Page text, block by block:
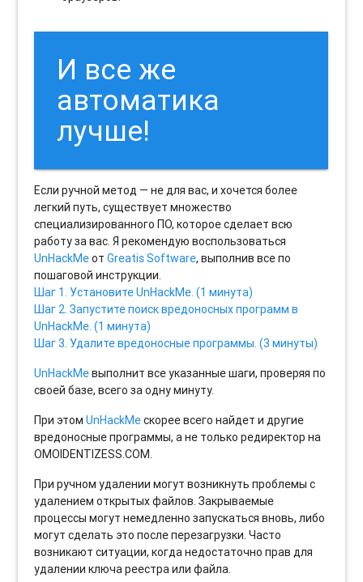
И все же
автоматика
лучше!
Если ручной метод — не для вас, и хочется более
легкий путь, существует множество
специализированного ПО, которое сделает всю
работу за вас. Я рекомендую воспользоваться
UnHackMeотGreatis Software, выполнив все по
пошаговой инструкции.
Шаг 1. Установите UnHackMe. (1 минута)
Шаг 2. Запустите поиск вредоносных программ в
UnHackMe. (1 минута)
Шаг 3. Удалите вредоносные программы. (3 минуты)
UnHackMeвыполнит все указанные шаги, проверяя по
своей базе, всего за одну минуту.
При этомUnHackMeскорее всего найдет и другие
вредоносные программы, а не только редиректор на
OMOIDENTIZESS.COM.
При ручном удалении могут возникнуть проблемы с
удалением открытых файлов. Закрываемые
процессы могут немедленно запускаться вновь, либо
могут сделать это после перезагрузки. Часто
возникают ситуации, когда недостаточно прав для
удалении ключа реестра или файла.